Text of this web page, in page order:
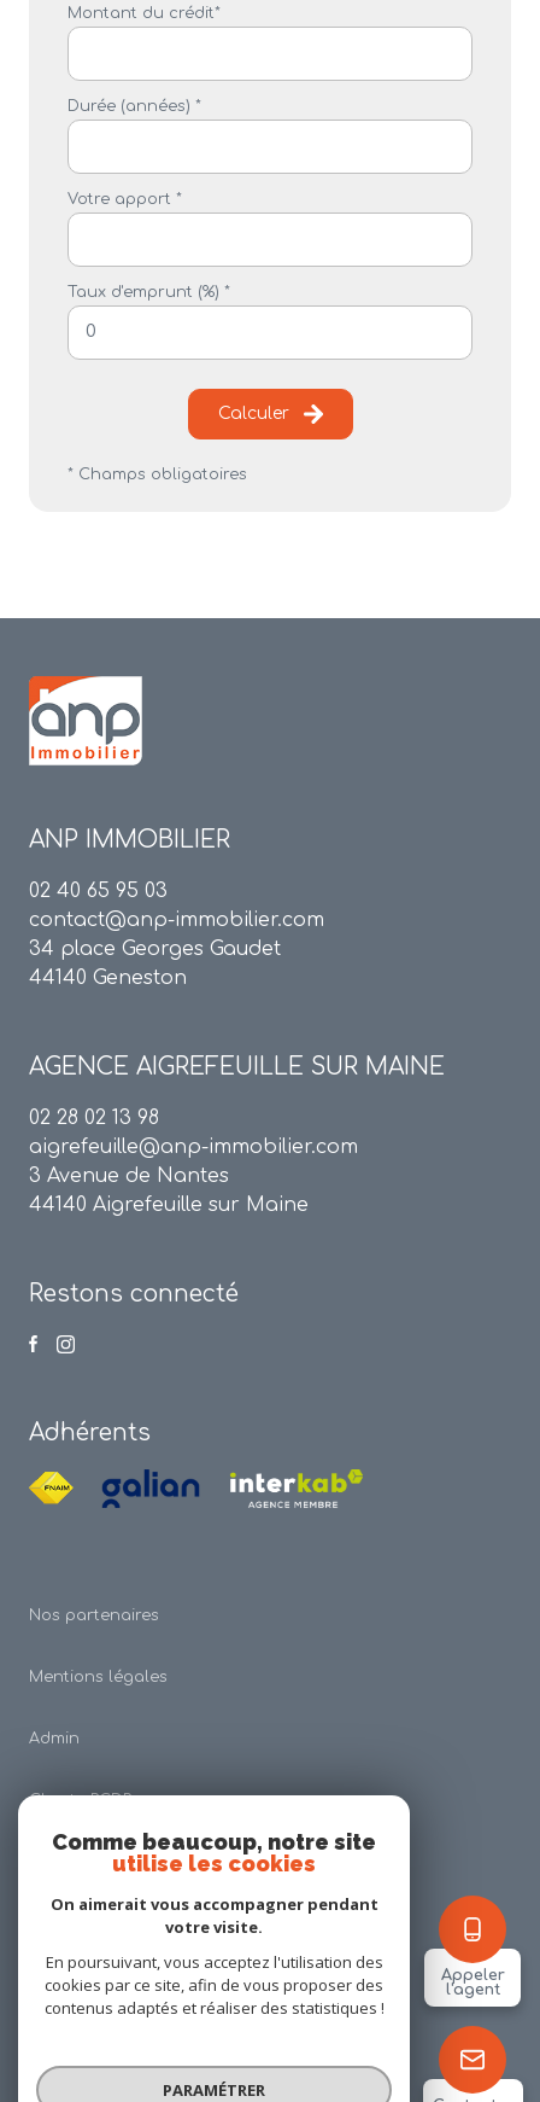
Appeler
l'agent
Montant du crédit*
Durée (années) *
Votre apport *
Taux d'emprunt (%) *
Calculer
* Champs obligatoires
ANP IMMOBILIER
02 40 65 95 03
contact@anp-immobilier.com
34 place Georges Gaudet
44140 Geneston
AGENCE AIGREFEUILLE SUR MAINE
02 28 02 13 98
aigrefeuille@anp-immobilier.com
3 Avenue de Nantes
44140 Aigrefeuille sur Maine
Restons connecté
Adhérents
Nos partenaires
Mentions légales
Admin
Charte RGDP
Nos honoraires
Cookies
© 2026 | Tous droits réservés
Comme beaucoup, notre site
utilise les cookies
On aimerait vous accompagner pendant
votre visite.
En poursuivant, vous acceptez l'utilisation des
cookies par ce site, afin de vous proposer des
contenus adaptés et réaliser des statistiques !
PARAMÉTRER